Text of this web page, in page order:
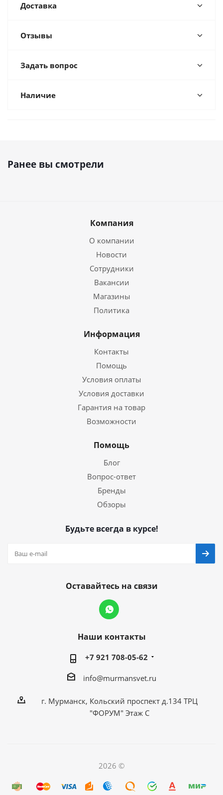
Доставка
Отзывы
Задать вопрос
Наличие
Ранее вы смотрели
Компания
О компании
Новости
Сотрудники
Вакансии
Магазины
Политика
Информация
Контакты
Помощь
Условия оплаты
Условия доставки
Гарантия на товар
Возможности
Помощь
Блог
Вопрос-ответ
Бренды
Обзоры
Будьте всегда в курсе!
Оставайтесь на связи
Наши контакты
+7 921 708-05-62
info@murmansvet.ru
г. Мурманск, Кольский проспект д.134 ТРЦ
"ФОРУМ" Этаж С
2026 ©